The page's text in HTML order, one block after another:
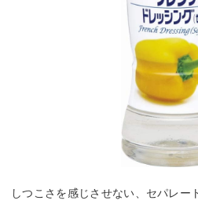
しつこさを感じさせない、セパレー